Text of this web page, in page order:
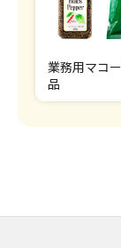
業務用マコ
品